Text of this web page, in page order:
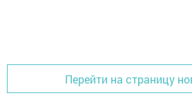
Перейти на страницу